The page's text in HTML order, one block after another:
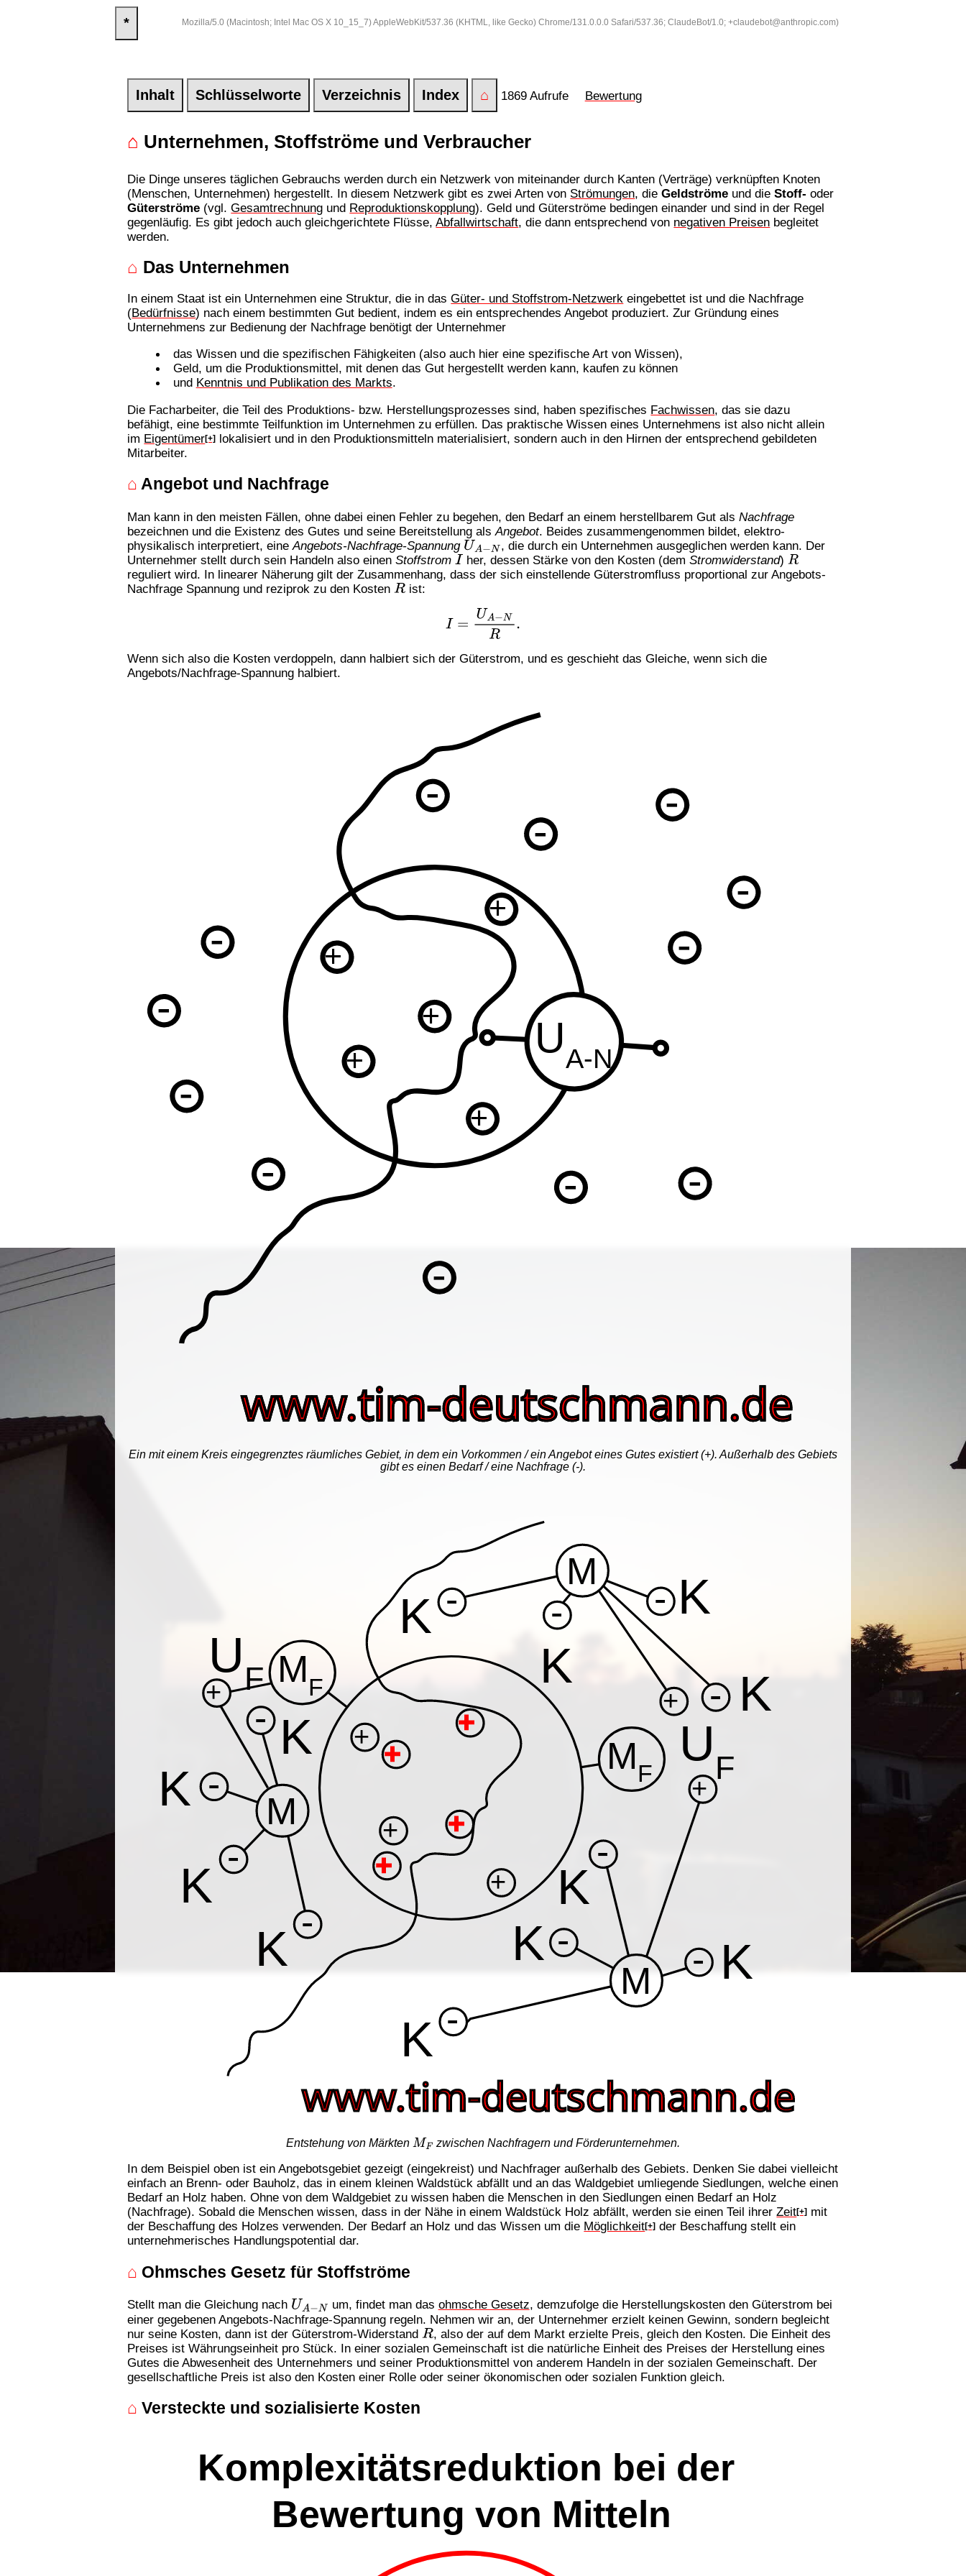
* Mozilla/5.0 (Macintosh; Intel Mac OS X 10_15_7) AppleWebKit/537.36 (KHTML, like Gecko) Chrome/131.0.0.0 Safari/537.36; ClaudeBot/1.0; +claudebot@anthropic.com)
Inhalt Schlüsselworte Verzeichnis Index ⌂ 1869 Aufrufe Bewertung
⌂ Unternehmen, Stoffströme und Verbraucher
Die Dinge unseres täglichen Gebrauchs werden durch ein Netzwerk von miteinander durch Kanten (Verträge) verknüpften Knoten
(Menschen, Unternehmen) hergestellt. In diesem Netzwerk gibt es zwei Arten von Strömungen, dieGeldströme und dieStoff- oder
Güterströme (vgl.Gesamtrechnung und Reproduktionskopplung). Geld und Güterströme bedingen einander und sind in der Regel
gegenläufig. Es gibt jedoch auch gleichgerichtete Flüsse,Abfallwirtschaft, die dann entsprechend von negativen Preisen begleitet
werden.
⌂ Das Unternehmen
In einem Staat ist ein Unternehmen eine Struktur, die in dasGüter- und Stoffstrom-Netzwerk eingebettet ist und die Nachfrage
(Bedürfnisse) nach einem bestimmten Gut bedient, indem es ein entsprechendes Angebot produziert. Zur Gründung eines
Unternehmens zur Bedienung der Nachfrage benötigt der Unternehmer
das Wissen und die spezifischen Fähigkeiten (also auch hier eine spezifische Art von Wissen),
Geld, um die Produktionsmittel, mit denen das Gut hergestellt werden kann, kaufen zu können
und Kenntnis und Publikation des Markts.
Die Facharbeiter, die Teil des Produktions- bzw. Herstellungsprozesses sind, haben spezifisches Fachwissen, das sie dazu
befähigt, eine bestimmte Teilfunktion im Unternehmen zu erfüllen. Das praktische Wissen eines Unternehmens ist also nicht allein
im Eigentümer[+] lokalisiert und in den Produktionsmitteln materialisiert, sondern auch in den Hirnen der entsprechend gebildeten
Mitarbeiter.
⌂ Angebot und Nachfrage
Man kann in den meisten Fällen, ohne dabei einen Fehler zu begehen, den Bedarf an einem herstellbarem Gut alsNachfrage
bezeichnen und die Existenz des Gutes und seine Bereitstellung alsAngebot. Beides zusammengenommen bildet, elektro-
physikalisch interpretiert, eineAngebots-Nachfrage-Spannung UA−N , die durch ein Unternehmen ausgeglichen werden kann. Der
Unternehmer stellt durch sein Handeln also einenStoffstrom I her, dessen Stärke von den Kosten (dem Stromwiderstand) R
reguliert wird. In linearer Näherung gilt der Zusammenhang, dass der sich einstellende Güterstromfluss proportional zur Angebots-
Nachfrage Spannung und reziprok zu den KostenR ist:
A−NR.
Wenn sich also die Kosten verdoppeln, dann halbiert sich der Güterstrom, und es geschieht das Gleiche, wenn sich die
Angebots/Nachfrage-Spannung halbiert.
Ein mit einem Kreis eingegrenztes räumliches Gebiet, in dem ein Vorkommen / ein Angebot eines Gutes existiert (+). Außerhalb des Gebiets
gibt es einen Bedarf / eine Nachfrage (-).
Entstehung von Märkten MF zwischen Nachfragern und Förderunternehmen.
In dem Beispiel oben ist ein Angebotsgebiet gezeigt (eingekreist) und Nachfrager außerhalb des Gebiets. Denken Sie dabei vielleicht
einfach an Brenn- oder Bauholz, das in einem kleinen Waldstück abfällt und an das Waldgebiet umliegende Siedlungen, welche einen
Bedarf an Holz haben. Ohne von dem Waldgebiet zu wissen haben die Menschen in den Siedlungen einen Bedarf an Holz
(Nachfrage). Sobald die Menschen wissen, dass in der Nähe in einem Waldstück Holz abfällt, werden sie einen Teil ihrerZeit[+] mit
der Beschaffung des Holzes verwenden. Der Bedarf an Holz und das Wissen um die Möglichkeit[+] der Beschaffung stellt ein
unternehmerisches Handlungspotential dar.
⌂ Ohmsches Gesetz für Stoffströme
Stellt man die Gleichung nach UA−N um, findet man das ohmsche Gesetz, demzufolge die Herstellungskosten den Güterstrom bei
einer gegebenen Angebots-Nachfrage-Spannung regeln. Nehmen wir an, der Unternehmer erzielt keinen Gewinn, sondern begleicht
nur seine Kosten, dann ist der Güterstrom-Widerstand R , also der auf dem Markt erzielte Preis, gleich den Kosten. Die Einheit des
Preises ist Währungseinheit pro Stück. In einer sozialen Gemeinschaft ist die natürliche Einheit des Preises der Herstellung eines
Gutes die Abwesenheit des Unternehmers und seiner Produktionsmittel von anderem Handeln in der sozialen Gemeinschaft. Der
gesellschaftliche Preis ist also den Kosten einer Rolle oder seiner ökonomischen oder sozialen Funktion gleich.
⌂ Versteckte und sozialisierte Kosten